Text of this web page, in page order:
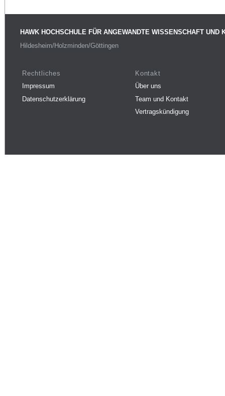
HAWK HOCHSCHULE FÜR ANGEWANDTE WISSENSCHAFT UND
Hildesheim/Holzminden/Göttingen
Rechtliches
Impressum
Datenschutzerklärung
Kontakt
Über uns
Team und Kontakt
Vertragskündigung